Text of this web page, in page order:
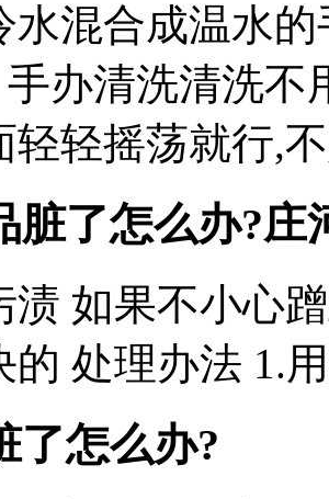
水混合成温水
办清洗清洗不
轻轻摇荡就行,
脏了怎么办?庄
渍 如果不小心
的 处理办法 1.
了怎么办?